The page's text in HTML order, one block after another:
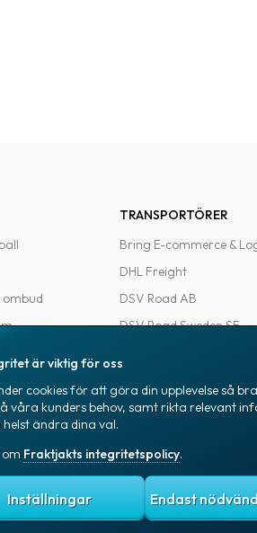
TRANSPORTÖRER
Bring E-commerce &
DHL Freight
DSV Road AB
DSV Road Sweden SE
PostNord Sverige AB
integritetspolicy Allmänna villkor
är viktig för oss
cookies för att göra din upplevelse så
våra kunders behov, samt rikta relevant
ändra dina val.
Fraktjakts integritetspolicy.
Inställningar